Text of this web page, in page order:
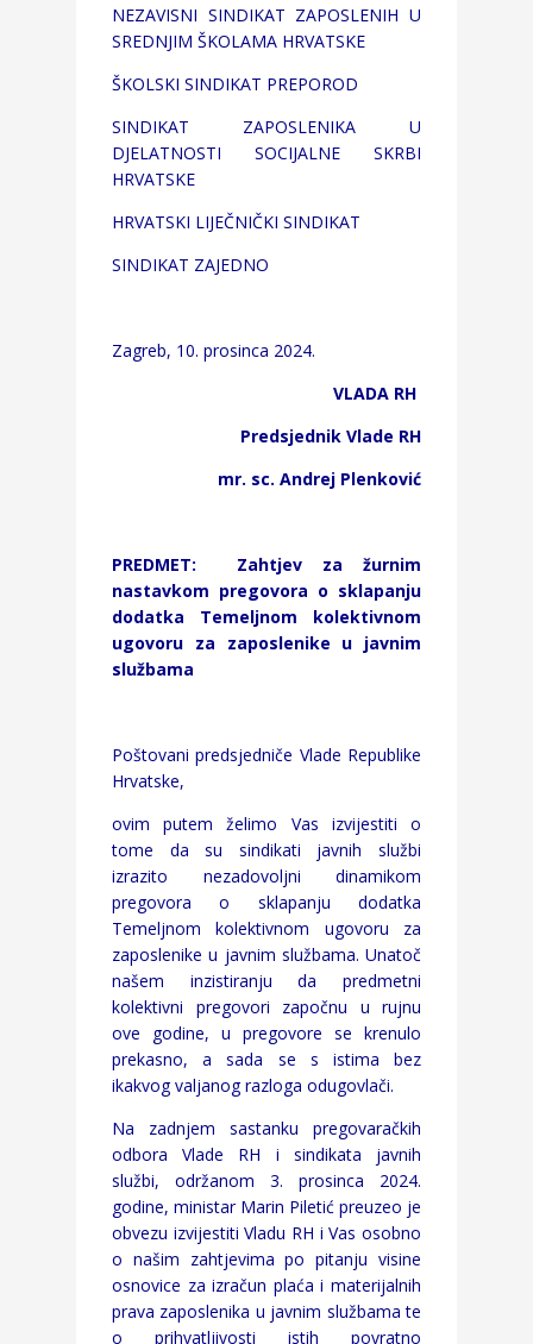
NEZAVISNI SINDIKAT ZAPOSLENIH U
SREDNJIM ŠKOLAMA HRVATSKE
ŠKOLSKI SINDIKAT PREPOROD
SINDIKAT ZAPOSLENIKA U
DJELATNOSTI SOCIJALNE SKRBI
HRVATSKE
HRVATSKI LIJEČNIČKI SINDIKAT
SINDIKAT ZAJEDNO
Zagreb, 10. prosinca 2024.
VLADA RH
Predsjednik Vlade RH
mr. sc. Andrej Plenković
PREDMET: Zahtjev za žurnim
nastavkom pregovora o sklapanju
dodatka Temeljnom kolektivnom
ugovoru za zaposlenike u javnim
službama
Poštovani predsjedniče Vlade Republike
Hrvatske,
ovim putem želimo Vas izvijestiti o
tome da su sindikati javnih službi
izrazito nezadovoljni dinamikom
pregovora o sklapanju dodatka
Temeljnom kolektivnom ugovoru za
zaposlenike u javnim službama. Unatoč
našem inzistiranju da predmetni
kolektivni pregovori započnu u rujnu
ove godine, u pregovore se krenulo
prekasno, a sada se s istima bez
ikakvog valjanog razloga odugovlači.
Na zadnjem sastanku pregovaračkih
odbora Vlade RH i sindikata javnih
službi, održanom 3. prosinca 2024.
godine, ministar Marin Piletić preuzeo je
obvezu izvijestiti Vladu RH i Vas osobno
o našim zahtjevima po pitanju visine
osnovice za izračun plaća i materijalnih
prava zaposlenika u javnim službama te
o prihvatljivosti istih povratno